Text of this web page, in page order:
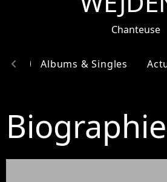
Chanteuse
Albums & Singles
chevron_left
Biographie